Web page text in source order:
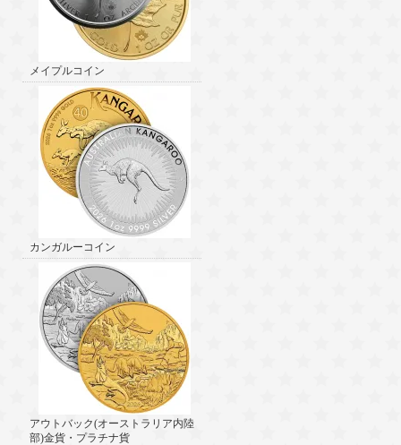
メイプルコイン
カンガルーコイン
アウトバック(オーストラリア内陸
部)金貨・プラチナ貨